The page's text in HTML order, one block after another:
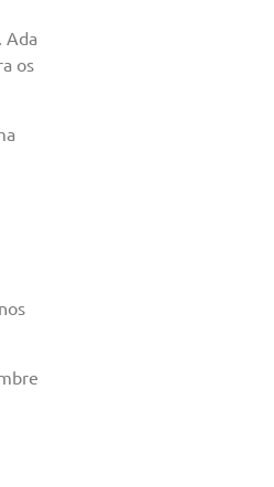
Ada
os